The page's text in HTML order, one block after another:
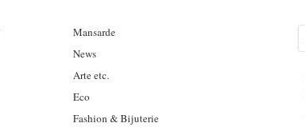
Mansarde
News
Arte etc.
Eco
Fashion & Bijuterie